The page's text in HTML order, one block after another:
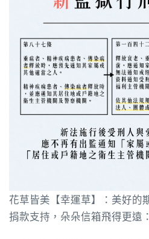
花草皆美【幸運草】：美好的
捐款支持，朵朵信箱飛得更遠：